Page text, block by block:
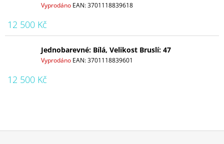
Vyprodáno EAN:3701118839618
12 500 Kč
Jednobarevné: Bílá, Velikost Bruslí: 47
Vyprodáno EAN:3701118839601
12 500 Kč